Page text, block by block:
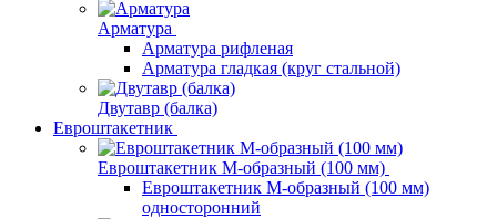
Арматура
Арматура рифленая
Арматура гладкая (круг стальной)
Двутавр (балка)
Евроштакетник
Евроштакетник М-образный (100 мм)
Евроштакетник М-образный (100 мм)
односторонний